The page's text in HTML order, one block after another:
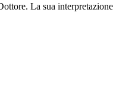
La sua